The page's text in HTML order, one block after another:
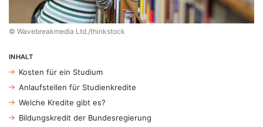
© Wavebreakmedia Ltd./thinkstock
INHALT
Kosten für ein Studium
Anlaufstellen für Studienkredite
Welche Kredite gibt es?
Bildungskredit der Bundesregierung